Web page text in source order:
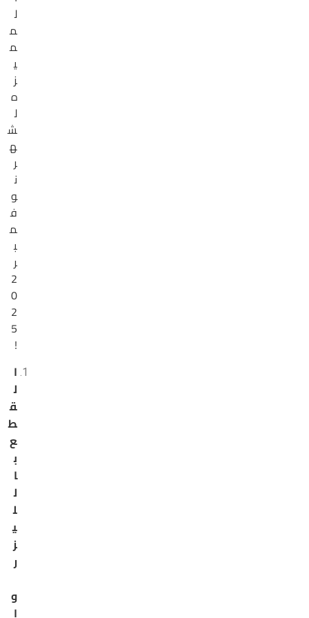
ل
م
م
ي
ز
ه
ل
ش
ه
ر
ن
و
ف
م
ب
ر
2
0
2
5
!
ا
ل
ق
ط
ع
ب
ا
ل
ل
ي
ز
ر
و
ا